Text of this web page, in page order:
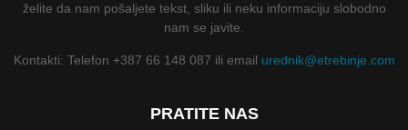
želite da nam pošaljete tekst, sliku ili neku informaciju slobodno
nam se javite.
Kontakti: Telefon +387 66 148 087 ili email urednik@etrebinje.com
PRATITE NAS